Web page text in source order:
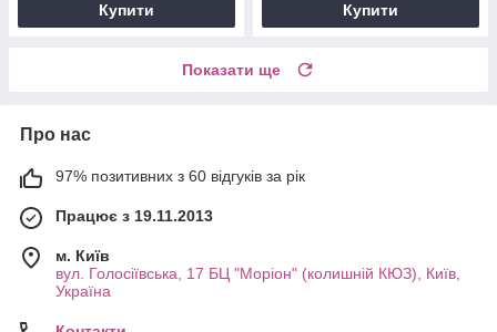
Купити Купити
Показати ще
Про нас
97% позитивних з 60 відгуків за рік
Працює з 19.11.2013
м. Київ
вул. Голосіївська, 17 БЦ "Моріон" (колишній КЮЗ), Київ,
Україна